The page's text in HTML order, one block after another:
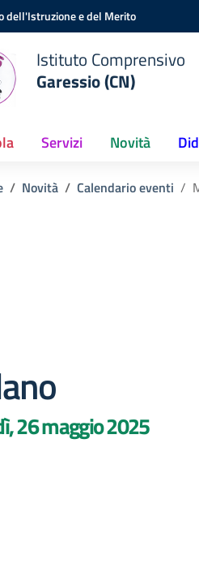
dell'Istruzione e del Merito
Istituto Comprensivo
Garessio (CN)
Servizi Novità
Novità Calendario eventi
26 maggio 2025